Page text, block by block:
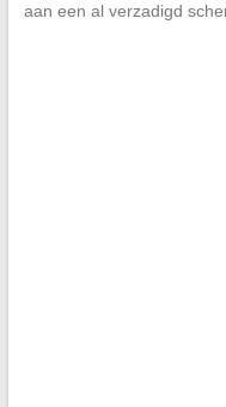
aan een al verzadigd